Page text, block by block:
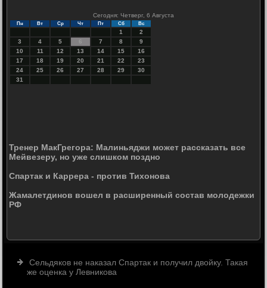
Сегодня: Четверг, 6 Августа
Пн Вт Ср Чт Пт Сб Вс
1
2
3
4 5 6 7 8
9
10
11 12 13 14 15
16
17
18 19 20 21 22
23
24
25 26 27 28 29
30
31
Тренер МакГрегора: Малиньяджи может рассказать все
Мейвезеру, но уже слишком поздно
Спартак и Каррера - против Тихонова
Жамалетдинов вошел в расширенный состав молодежки
РФ
Сельдяков не наказал Спартак и получил двойку. Такая
же оценка у Левникова